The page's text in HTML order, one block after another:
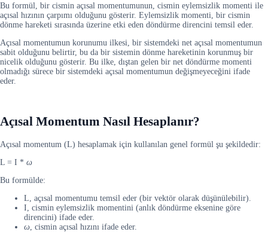
Bu formül, bir cismin açısal momentumunun, cismin eylemsizlik momenti ile
açısal hızının çarpımı olduğunu gösterir. Eylemsizlik momenti, bir cismin
dönme hareketi sırasında üzerine etki eden döndürme direncini temsil eder.
Açısal momentumun korunumu ilkesi, bir sistemdeki net açısal momentumun
sabit olduğunu belirtir, bu da bir sistemin dönme hareketinin korunmuş bir
nicelik olduğunu gösterir. Bu ilke, dıştan gelen bir net döndürme momenti
olmadığı sürece bir sistemdeki açısal momentumun değişmeyeceğini ifade
eder.
Açısal Momentum Nasıl Hesaplanır?
Açısal momentum (L) hesaplamak için kullanılan genel formül şu şekildedir:
L = I * ω
Bu formülde:
L, açısal momentumu temsil eder (bir vektör olarak düşünülebilir).
I, cismin eylemsizlik momentini (anlık döndürme eksenine göre
direncini) ifade eder.
ω , cismin açısal hızını ifade eder.